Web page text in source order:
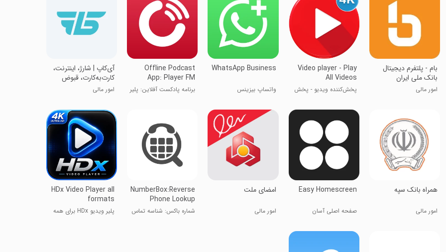
بام - پلتفرم دیجیتال
بانک ملی ایران
امور مالی
Video player - Play
All Videos
پخش‌کننده ویدیو - پخش
WhatsApp Business
واتساپ بیزینس
Offline Podcast
App: Player FM
برنامه پادکست آفلاین: پلیر
‏‏‏‏‏‏‏آی‌کاپ | شارژ، اینترنت،
کارت‌به‌کارت، قبوض
امور مالی
‏‏‏همراه بانک سپه
امور مالی
Easy Homescreen
صفحه اصلی آسان
‏‏امضای ملت
امور مالی
NumberBox:Reverse
Phone Lookup
شماره باکس: شناسه تماس
HDx Video Player all
formats
پلیر ویدیو HDx برای همه